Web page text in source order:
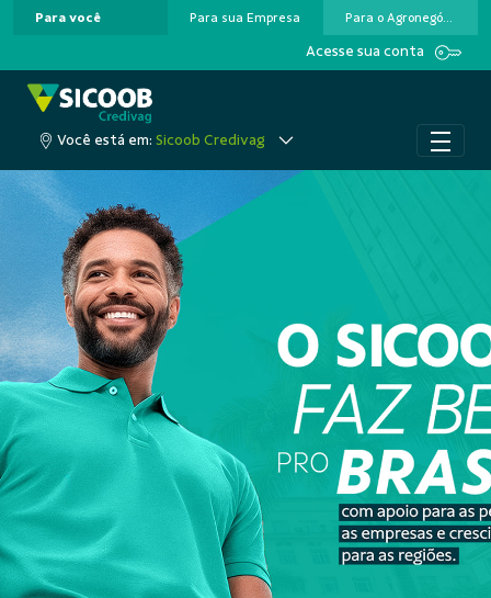
Pular para o Conteúdo principal
Para você Para sua Empresa Para o Agronegócio
Acesse sua conta
Você está em: Sicoob Credivag
A cooperação que